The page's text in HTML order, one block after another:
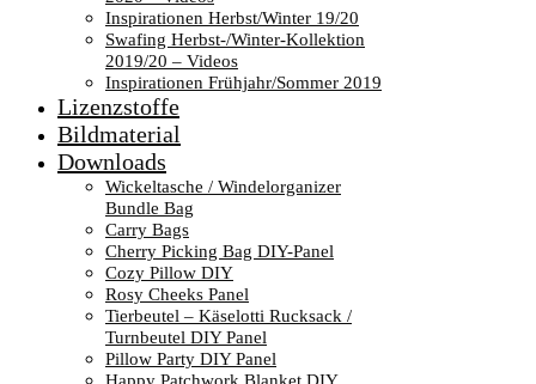
Inspirationen Herbst/Winter 19/20
Swafing Herbst-/Winter-Kollektion
2019/20 – Videos
Inspirationen Frühjahr/Sommer 2019
Lizenzstoffe
Bildmaterial
Downloads
Wickeltasche / Windelorganizer
Bundle Bag
Carry Bags
Cherry Picking Bag DIY-Panel
Cozy Pillow DIY
Rosy Cheeks Panel
Tierbeutel – Käselotti Rucksack /
Turnbeutel DIY Panel
Pillow Party DIY Panel